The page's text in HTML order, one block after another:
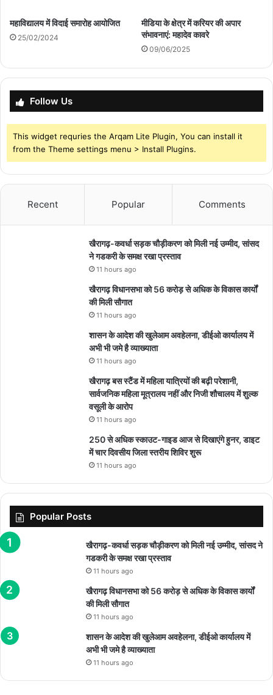
महाविद्यालय में विदाई समारोह आयोजित
25/02/2024
मीडिया के क्षेत्र में करियर की अपार
संभावनाएं: महादेव कावरे
09/06/2025
Follow Us
This widget requries the Arqam Lite Plugin, You can install it
from the Theme settings menu > Install Plugins.
Recent Popular Comments
खैरागढ़-कवर्धा सड़क चौड़ीकरण को मिली नई उम्मीद, सांसद
ने गडकरी के समक्ष रखा प्रस्ताव
11 hours ago
खैरागढ़ विधानसभा को 56 करोड़ से अधिक के विकास कार्यों
की मिली सौगात
11 hours ago
शासन के आदेश की खुलेआम अवहेलना, डीईओ कार्यालय में
अभी भी जमे है व्याख्याता
11 hours ago
खैरागढ़ बस स्टैंड में महिला यात्रियों की बढ़ी परेशानी,
सार्वजनिक महिला मूत्रालय नहीं और निजी शौचालय में शुल्क
वसूली के आरोप
11 hours ago
250 से अधिक स्काउट-गाइड आज से दिखाएंगे हुनर, डाइट
में चार दिवसीय जिला स्तरीय शिविर शुरू
11 hours ago
Popular Posts
खैरागढ़-कवर्धा सड़क चौड़ीकरण को मिली नई उम्मीद, सांसद ने
गडकरी के समक्ष रखा प्रस्ताव
11 hours ago
खैरागढ़ विधानसभा को 56 करोड़ से अधिक के विकास कार्यों
की मिली सौगात
11 hours ago
शासन के आदेश की खुलेआम अवहेलना, डीईओ कार्यालय में
अभी भी जमे है व्याख्याता
11 hours ago